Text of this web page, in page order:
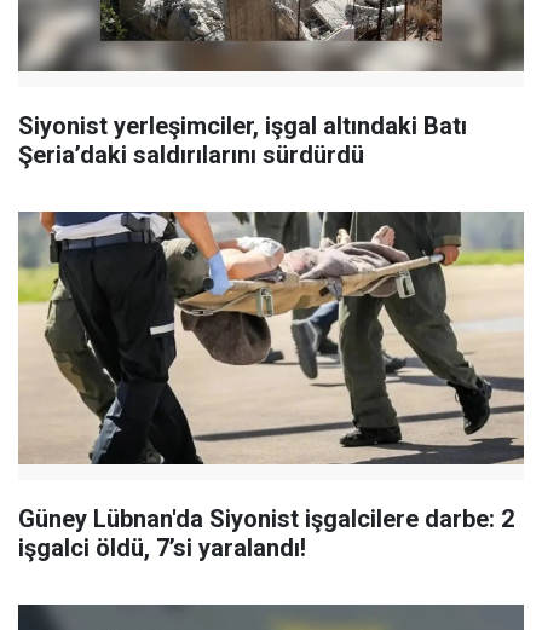
Siyonist yerleşimciler, işgal altındaki Batı
Şeria’daki saldırılarını sürdürdü
Güney Lübnan'da Siyonist işgalcilere darbe: 2
işgalci öldü, 7’si yaralandı!